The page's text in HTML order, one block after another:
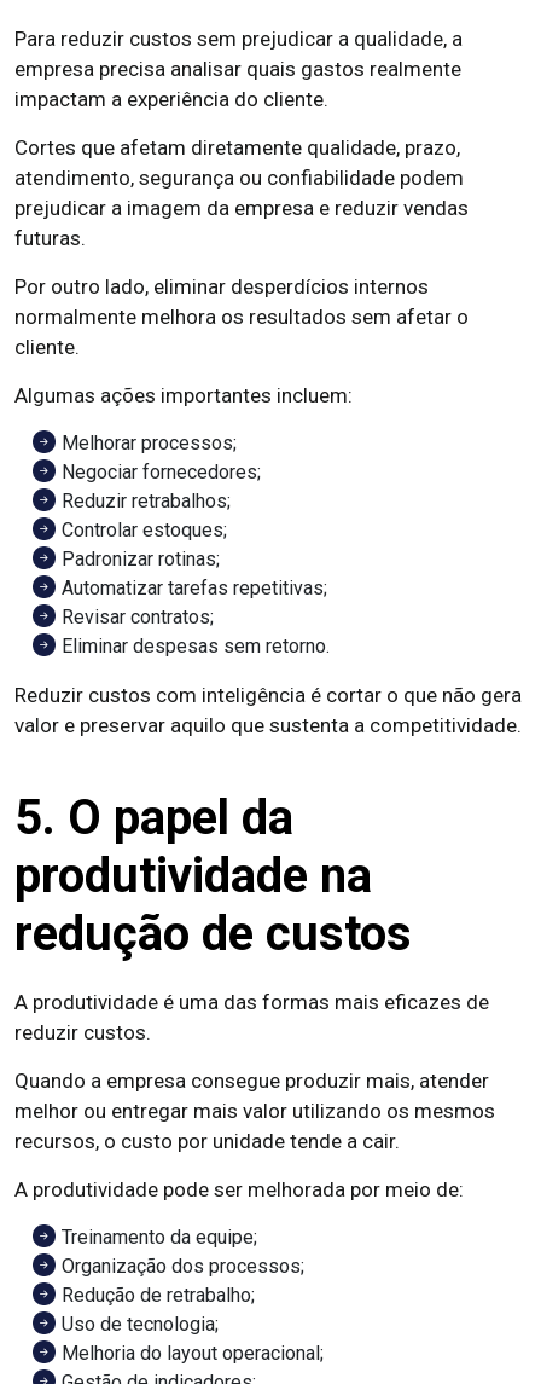
Para reduzir custos sem prejudicar a qualidade, a
empresa precisa analisar quais gastos realmente
impactam a experiência do cliente.
Cortes que afetam diretamente qualidade, prazo,
atendimento, segurança ou confiabilidade podem
prejudicar a imagem da empresa e reduzir vendas
futuras.
Por outro lado, eliminar desperdícios internos
normalmente melhora os resultados sem afetar o
cliente.
Algumas ações importantes incluem:
Melhorar processos;
Negociar fornecedores;
Reduzir retrabalhos;
Controlar estoques;
Padronizar rotinas;
Automatizar tarefas repetitivas;
Revisar contratos;
Eliminar despesas sem retorno.
Reduzir custos com inteligência é cortar o que não gera
valor e preservar aquilo que sustenta a competitividade.
5. O papel da
produtividade na
redução de custos
A produtividade é uma das formas mais eficazes de
reduzir custos.
Quando a empresa consegue produzir mais, atender
melhor ou entregar mais valor utilizando os mesmos
recursos, o custo por unidade tende a cair.
A produtividade pode ser melhorada por meio de:
Treinamento da equipe;
Organização dos processos;
Redução de retrabalho;
Uso de tecnologia;
Melhoria do layout operacional;